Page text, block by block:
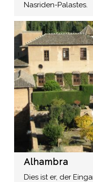
Nasriden-Palastes.
Alhambra
Dies ist er, der